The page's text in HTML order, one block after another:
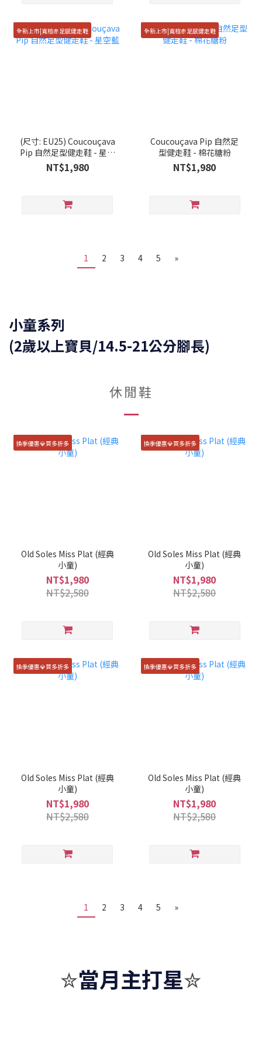
全新上市|寬楦赤足感健走鞋
(尺寸: EU25) Coucouçava
Pip 自然足型健走鞋 - 星空
藍
NT$1,980
全新上市|寬楦赤足感健走鞋
Coucouçava Pip 自然足
型健走鞋 - 棉花糖粉
NT$1,980
1 2 3 4 5 »
小童系列
(2歲以上寶貝/14.5-21公分腳長)
休閒鞋
換季優惠💎買多折多
Old Soles Miss Plat (經典
小童)
NT$1,980
NT$2,580
換季優惠💎買多折多
Old Soles Miss Plat (經典
小童)
NT$1,980
NT$2,580
換季優惠💎買多折多
Old Soles Miss Plat (經典
小童)
NT$1,980
NT$2,580
換季優惠💎買多折多
Old Soles Miss Plat (經典
小童)
NT$1,980
NT$2,580
1 2 3 4 5 »
✮當月主打星✮